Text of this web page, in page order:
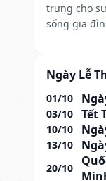
trưng cho
sống gia
Ngày Lễ
01/10
03/10 Tết
10/10
13/10
20/10